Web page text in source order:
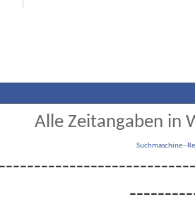
Alle Zeitangaben in
Suchmaschine-